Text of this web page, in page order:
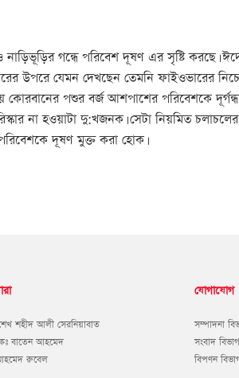
গন্ধে পরিবেশ দূষণ এর সৃষ্টি করছে।
উপরে যেমন দেখছেন তেমনি ফাইওভারের
কোরবানের পশুর বর্জ আশপাশের পরিবেশকে
না হওয়াটা দু:খজনক। সেটা নিয়মিত
দূষণ মুক্ত করা হোক।
শহীদ আলী সেরনিয়াবাত
বাতেন আহমেদ
রুবেল
যোগাযোগ
সম্পাদনা
সংবাদ
বিপণন